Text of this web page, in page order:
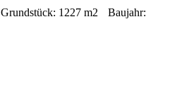
Grundstück: 1227 m2
Baujahr: